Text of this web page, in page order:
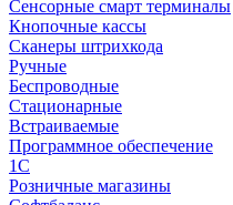
Сенсорные смарт терминалы
Кнопочные кассы
Сканеры штрихкода
Ручные
Беспроводные
Стационарные
Встраиваемые
Программное обеспечение
1С
Розничные магазины